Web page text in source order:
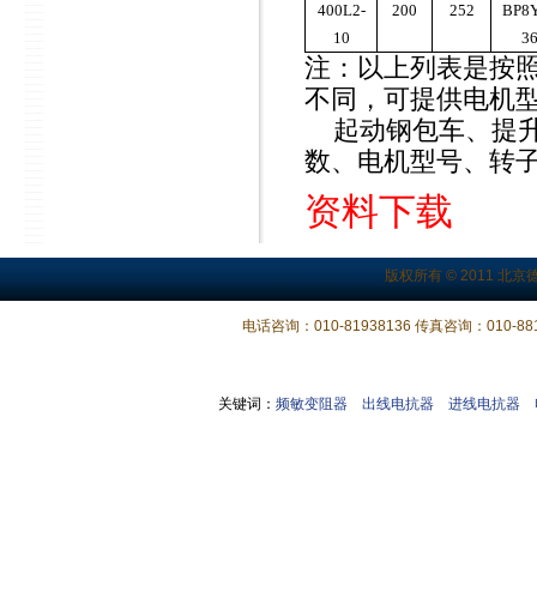
400L2-
10
200 252
注：以上列表是按
不同，可提供电机
起动钢包车、提
数、电机型号、转
资料下载
版权所有 © 2011 北京
电话咨询：010-81938136 传真咨询：010-
关键词： 频敏变阻器 出线电抗器 进线电抗器